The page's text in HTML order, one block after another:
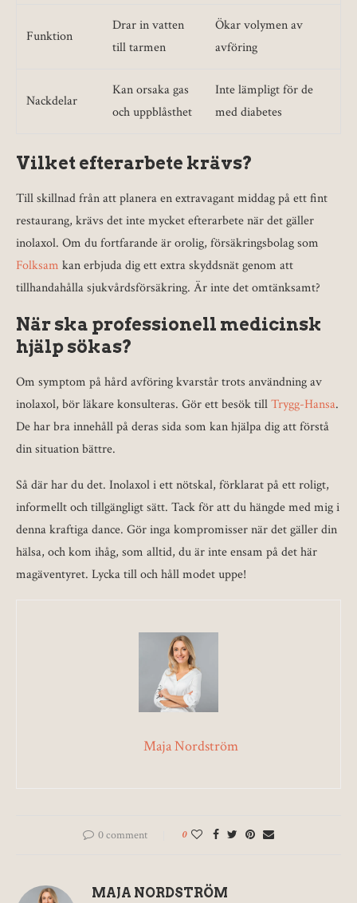
Funktion
Drar in vatten
till tarmen
Ökar volymen av
avföring
Nackdelar
Kan orsaka gas
och uppblåsthet
Inte lämpligt för de
med diabetes
Vilket efterarbete krävs?
Till skillnad från att planera en extravagant middag på ett fint
restaurang, krävs det inte mycket efterarbete när det gäller
inolaxol. Om du fortfarande är orolig, försäkringsbolag som
Folksam kan erbjuda dig ett extra skyddsnät genom att
tillhandahålla sjukvårdsförsäkring. Är inte det omtänksamt?
När ska professionell medicinsk
hjälp sökas?
Om symptom på hård avföring kvarstår trots användning av
inolaxol, bör läkare konsulteras. Gör ett besök tillTrygg-Hansa.
De har bra innehåll på deras sida som kan hjälpa dig att förstå
din situation bättre.
Så där har du det. Inolaxol i ett nötskal, förklarat på ett roligt,
informellt och tillgängligt sätt. Tack för att du hängde med mig i
denna kraftiga dance. Gör inga kompromisser när det gäller din
hälsa, och kom ihåg, som alltid, du är inte ensam på det här
magäventyret. Lycka till och håll modet uppe!
Maja Nordström
0 comment 0
MAJA NORDSTRÖM